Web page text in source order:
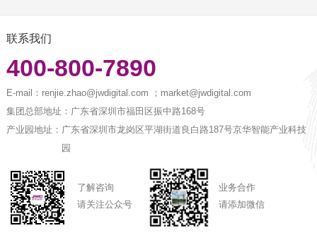
联系我们
400-800-7890
E-mail： renjie.zhao@jwdigital.com ；market@jwdigital.com
集团总部地址： 广东省深圳市福田区振中路168号
产业园地址： 广东省深圳市龙岗区平湖街道良白路187号京华智能产业科技
园
了解咨询
请关注公众号
业务合作
请添加微信